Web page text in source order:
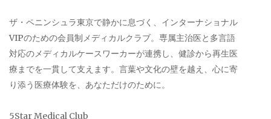
ザ・ペニンシュラ東京で静かに息づく、インターナショナル
VIPのための会員制メディカルクラブ。専属主治医と多言語
対応のメディカルケースワーカーが連携し、健診から再生医
療までを一貫して支えます。言葉や文化の壁を越え、心に寄
り添う医療体験を、あなただけのために。
5Star Medical Club